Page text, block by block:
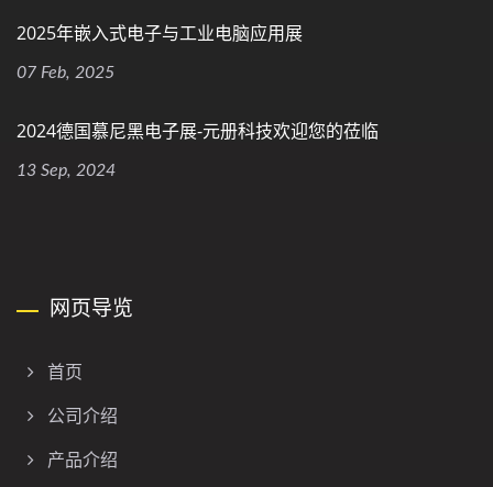
2025年嵌入式电子与工业电脑应用展
07 Feb, 2025
2024德国慕尼黑电子展-元册科技欢迎您的莅临
13 Sep, 2024
网页导览
首页
公司介绍
产品介绍